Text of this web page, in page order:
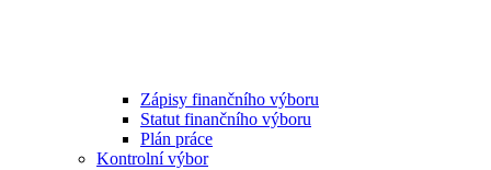
Zápisy finančního výboru
Statut finančního výboru
Plán práce
Kontrolní výbor